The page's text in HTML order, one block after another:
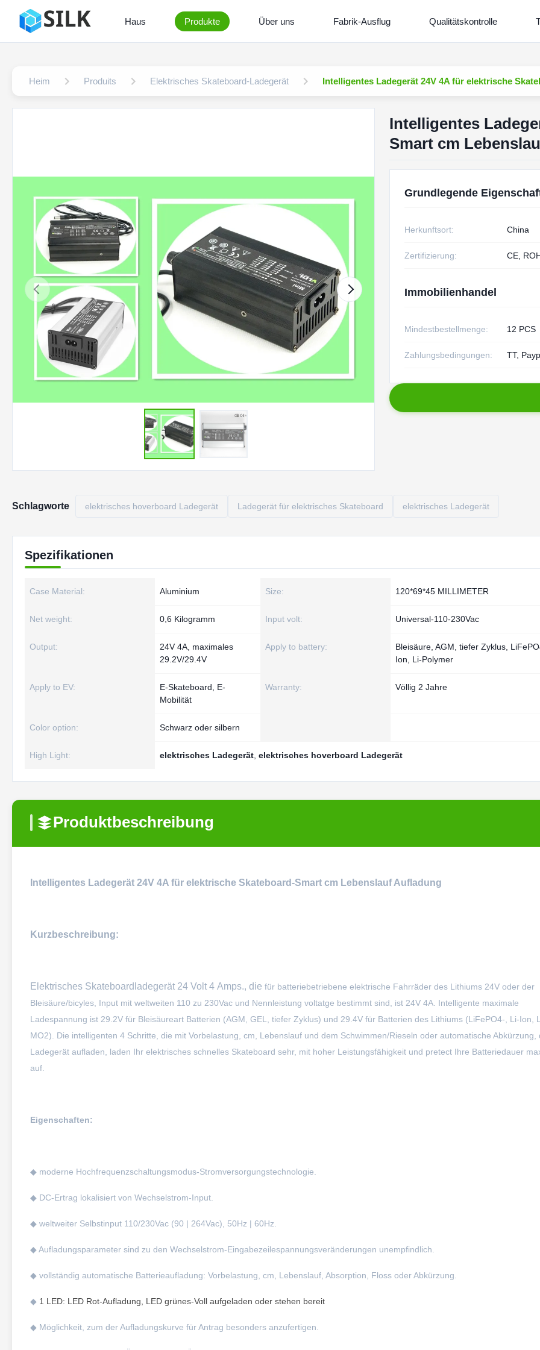
Haus Produkte Über uns Fabrik-Ausflug Qualitätskontrolle
Heim Produits Elektrisches Skateboard-Ladegerät Intelligentes Ladegerät 24V 4A für elektrische
Intelligentes
Smart cm
Grundlegende
Herkunftsort: China
Zertifizierung: CE,
Immobilienhandel
Mindestbestellmenge: 12 PCS
Zahlungsbedingungen: TT,
Schlagworte elektrisches hoverboard Ladegerät Ladegerät für elektrisches Skateboard elektrisches Ladegerät
Spezifikationen
Case Material: Aluminium Size: 120*69*45 MILLIMETER
Net weight: 0,6 Kilogramm Input volt: Universal-110-230Vac
Output:
24V 4A, maximales
29.2V/29.4V
Apply to battery:
Bleisäure, AGM, tiefer Zyklus,
Ion, Li-Polymer
Apply to EV:
E-Skateboard, E-
Mobilität
Warranty: Völlig 2 Jahre
Color option: Schwarz oder silbern
High Light: elektrisches Ladegerät elektrisches hoverboard Ladegerät
Produktbeschreibung
Intelligentes Ladegerät 24V 4A für elektrische Skateboard-Smart cm Lebenslauf Aufladung
Kurzbeschreibung:
Elektrisches Skateboardladegerät 24 Volt 4 Amps., die für batteriebetriebene elektrische Fahrräder des Lithiums 24V oder der
Bleisäure/bicyles, Input mit weltweiten 110 zu 230Vac und Nennleistung voltatge bestimmt sind, ist 24V 4A. Intelligente maximale
Ladespannung ist 29.2V für Bleisäureart Batterien (AGM, GEL, tiefer Zyklus) und 29.4V für Batterien des Lithiums (LiFePO4-, Li-Ion,
MO2). Die intelligenten 4 Schritte, die mit Vorbelastung, cm, Lebenslauf und dem Schwimmen/Rieseln oder automatische Abkürzung,
Ladegerät aufladen, laden Ihr elektrisches schnelles Skateboard sehr, mit hoher Leistungsfähigkeit und pretect Ihre Batteriedauer
auf.
Eigenschaften:
◆ moderne Hochfrequenzschaltungsmodus-Stromversorgungstechnologie.
◆ DC-Ertrag lokalisiert von Wechselstrom-Input.
◆ weltweiter Selbstinput 110/230Vac (90 | 264Vac), 50Hz | 60Hz.
◆ Aufladungsparameter sind zu den Wechselstrom-Eingabezeilespannungsveränderungen unempfindlich.
◆ vollständig automatische Batterieaufladung: Vorbelastung, cm, Lebenslauf, Absorption, Floss oder Abkürzung.
◆ 1 LED: LED Rot-Aufladung, LED grünes-Voll aufgeladen oder stehen bereit
◆ Möglichkeit, zum der Aufladungskurve für Antrag besonders anzufertigen.